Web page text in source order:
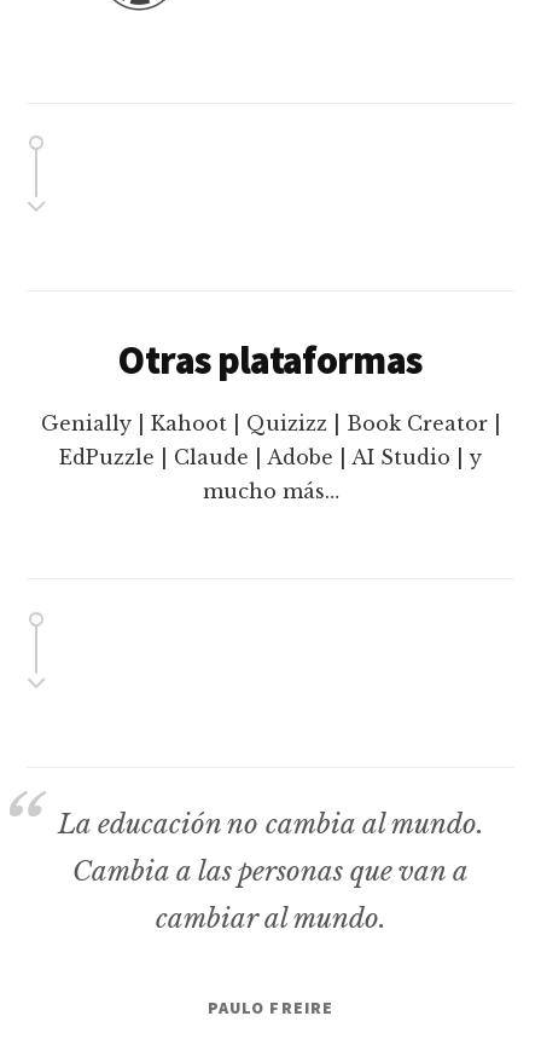
Otras plataformas
Genially | Kahoot | Quizizz | Book Creator |
EdPuzzle | Claude | Adobe | AI Studio | y
mucho más…
La educación no cambia al mundo.
Cambia a las personas que van a
cambiar al mundo.
PAULO FREIRE